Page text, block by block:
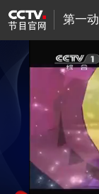
第一